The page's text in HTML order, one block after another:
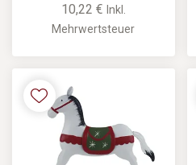
10,22 € Inkl.
Mehrwertsteuer